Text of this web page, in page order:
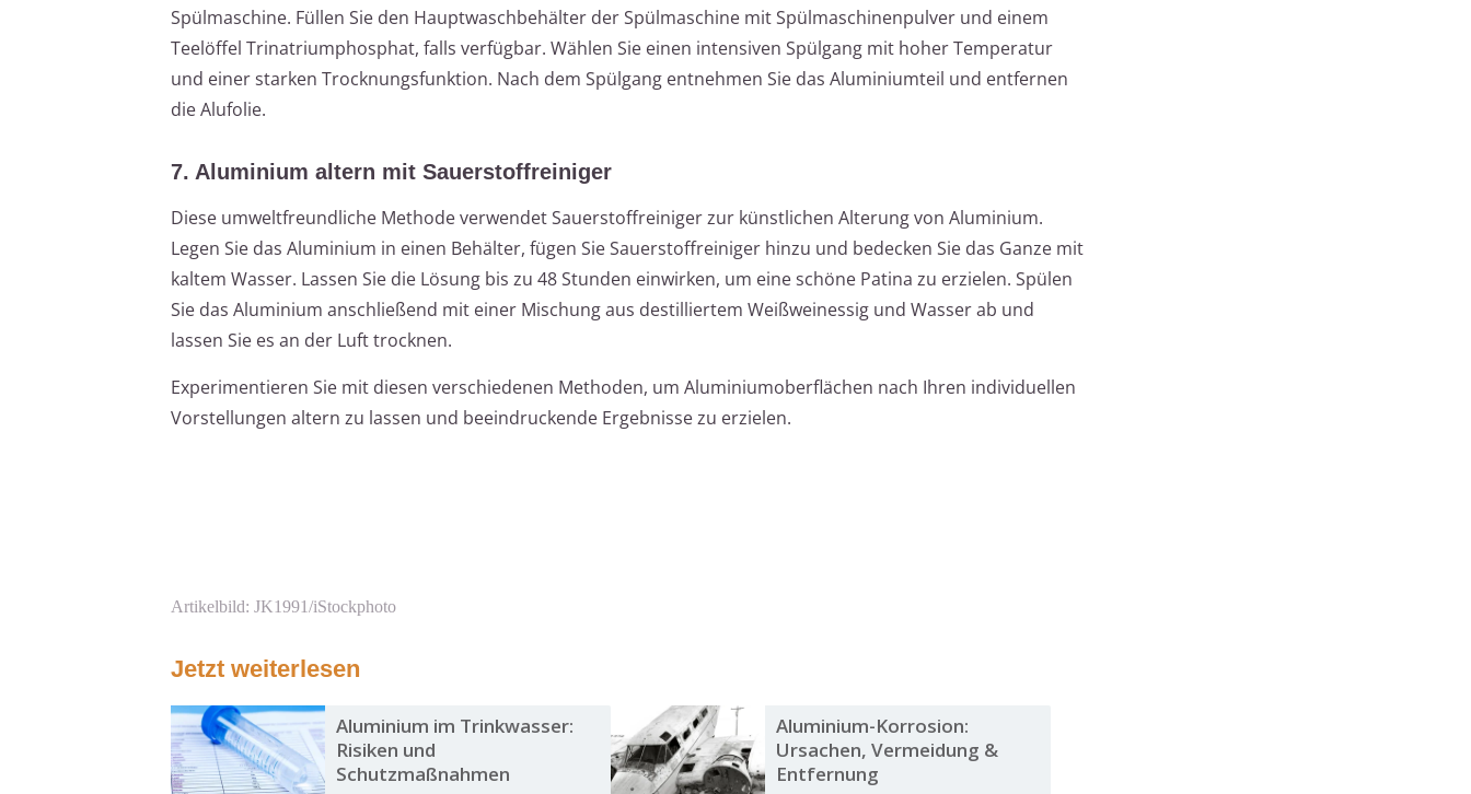
Spülmaschine. Füllen Sie den Hauptwaschbehälter der Spülmaschine mit Spülmaschinenpulver und einem
Teelöffel Trinatriumphosphat, falls verfügbar. Wählen Sie einen intensiven Spülgang mit hoher Temperatur
und einer starken Trocknungsfunktion. Nach dem Spülgang entnehmen Sie das Aluminiumteil und entfernen
die Alufolie.
7. Aluminium altern mit Sauerstoffreiniger
Diese umweltfreundliche Methode verwendet Sauerstoffreiniger zur künstlichen Alterung von Aluminium.
Legen Sie das Aluminium in einen Behälter, fügen Sie Sauerstoffreiniger hinzu und bedecken Sie das Ganze mit
kaltem Wasser. Lassen Sie die Lösung bis zu 48 Stunden einwirken, um eine schöne Patina zu erzielen. Spülen
Sie das Aluminium anschließend mit einer Mischung aus destilliertem Weißweinessig und Wasser ab und
lassen Sie es an der Luft trocknen.
Experimentieren Sie mit diesen verschiedenen Methoden, um Aluminiumoberflächen nach Ihren individuellen
Vorstellungen altern zu lassen und beeindruckende Ergebnisse zu erzielen.
Artikelbild: JK1991/iStockphoto
Jetzt weiterlesen
Aluminium im Trinkwasser:
Risiken und
Schutzmaßnahmen
Aluminium-Korrosion:
Ursachen, Vermeidung &
Entfernung